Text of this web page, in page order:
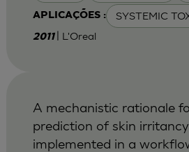
APLICAÇÕES : SYSTEMIC
2011 | L'Oreal
A mechanistic rationale
prediction of skin
implemented in a